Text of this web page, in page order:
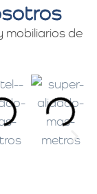
mobiliarios de